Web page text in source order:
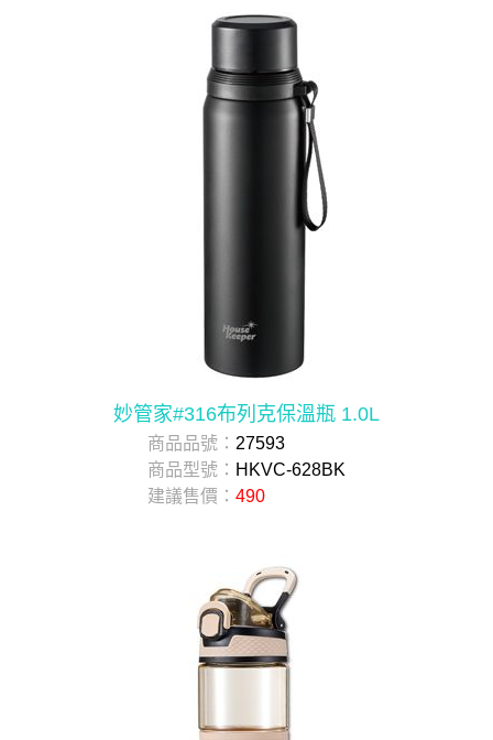
妙管家#316布列克保溫瓶 1.0L
商品品號： 27593
商品型號： HKVC-628BK
建議售價： 490